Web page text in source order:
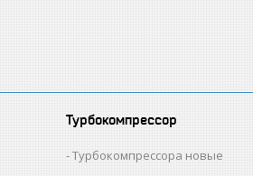
Турбокомпрессор
Турбокомпрессора новые